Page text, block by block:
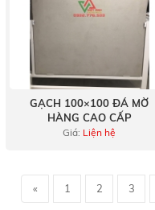
GẠCH 100×100 ĐÁ MỜ
HÀNG CAO CẤP
Giá: Liện hệ
« 1 2 3